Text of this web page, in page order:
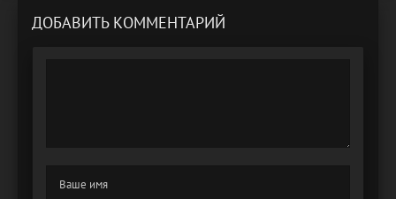
ДОБАВИТЬ КОММЕНТАРИЙ